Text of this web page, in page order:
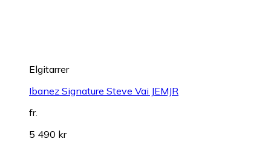
Elgitarrer
Ibanez Signature Steve Vai JEMJR
fr.
5 490 kr